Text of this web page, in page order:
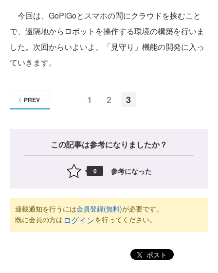
今回は、GoPiGoとスマホの間にクラウドを挟むこと
で、遠隔地からロボットを操作する環境の構築を行いま
した。次回からいよいよ、「見守り」機能の開発に入っ
ていきます。
1 2 3
PREV
この記事は参考になりましたか？
0 参考になった
連載通知を行うには会員登録(無料)が必要です。
既に会員の方は ログインを行ってください。
ポスト